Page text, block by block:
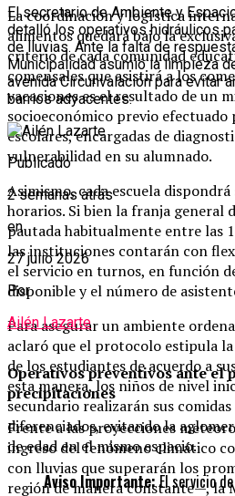
La coordinación y logística
alimentos quedará bajo la
criterio de cada comunidad
comensales que asistirá a los
vacaciones es el resultado de un
socioeconómico previo efectuado
escolares, encargadas de
vulnerabilidad en su alumnado.
Asimismo, cada escuela
horarios. Si bien la franja general
pautada habitualmente entre las
las instituciones contarán con
el servicio en turnos, en función
disponible y el número de
Para asegurar un ambiente
aclaró que el protocolo estipula
de los estudiantes de acuerdo a
esta manera, los niños de nivel
secundario realizarán sus
diferenciados, evitando la
de edad en el mismo espacio.
Aviso Importante:El servicio
El secretario de Ambiente y
detalló los operativos hidráulicos
de lluvias. Ante la falta de
Municipalidad asumió la limpieza
avenida Circunvalación para evitar
barrios adyacentes.
Publicado
2 semanas atrás
en
27 julio 2026
Por
Ailén Lazarte
Operativos preventivos ante el
precipitaciones
Frente a las proyecciones
ingreso del fenómeno climático
con lluvias que superarán los
región de manera constante—, la